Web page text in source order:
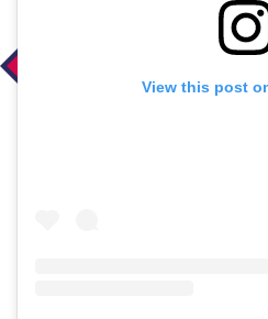
View this post